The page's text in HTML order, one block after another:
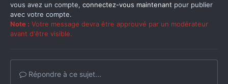
vous avez un compte, connectez-vous maintenant pour publier
avec votre compte.
Note : Votre message devra être approuvé par un modérateur
avant d'être visible.
Répondre à ce sujet...